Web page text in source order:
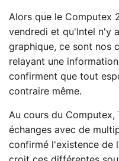
Alors que le Computex
vendredi et qu'Intel n'y
graphique, ce sont nos
relayant une
confirment que tout
contraire même.
Au cours du Computex,
échanges avec de
confirmé l'existence de